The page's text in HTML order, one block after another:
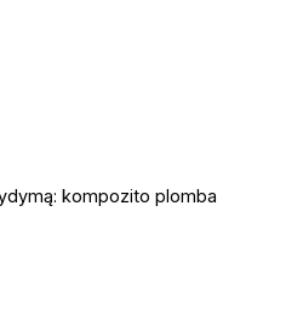
kompozito plomba